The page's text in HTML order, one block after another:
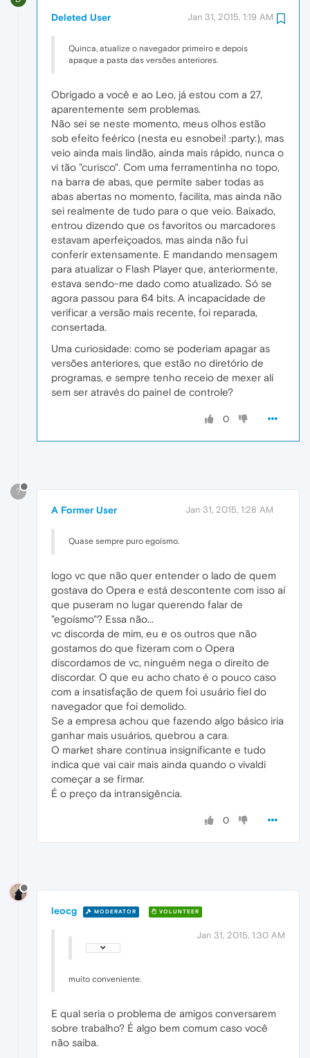
Deleted User Jan 31, 2015, 1:19 AM
Quinca, atualize o navegador primeiro e depois
apaque a pasta das versões anteriores.
Obrigado a você e ao Leo, já estou com a 27,
aparentemente sem problemas.
Não sei se neste momento, meus olhos estão
sob efeito feérico (nesta eu esnobei! :party:), mas
veio ainda mais lindão, ainda mais rápido, nunca o
vi tão "curisco". Com uma ferramentinha no topo,
na barra de abas, que permite saber todas as
abas abertas no momento, facilita, mas ainda não
sei realmente de tudo para o que veio. Baixado,
entrou dizendo que os favoritos ou marcadores
estavam aperfeiçoados, mas ainda não fui
conferir extensamente. E mandando mensagem
para atualizar o Flash Player que, anteriormente,
estava sendo-me dado como atualizado. Só se
agora passou para 64 bits. A incapacidade de
verificar a versão mais recente, foi reparada,
consertada.
Uma curiosidade: como se poderiam apagar as
versões anteriores, que estão no diretório de
programas, e sempre tenho receio de mexer ali
sem ser através do painel de controle?
0
?
A Former User Jan 31, 2015, 1:28 AM
Quase sempre puro egoísmo.
logo vc que não quer entender o lado de quem
gostava do Opera e está descontente com isso aí
que puseram no lugar querendo falar de
"egoísmo"? Essa não...
vc discorda de mim, eu e os outros que não
gostamos do que fizeram com o Opera
discordamos de vc, ninguém nega o direito de
discordar. O que eu acho chato é o pouco caso
com a insatisfação de quem foi usuário fiel do
navegador que foi demolido.
Se a empresa achou que fazendo algo básico iria
ganhar mais usuários, quebrou a cara.
O market share continua insignificante e tudo
indica que vai cair mais ainda quando o vivaldi
começar a se firmar.
É o preço da intransigência.
0
leocg MODERATOR VOLUNTEER
Jan 31, 2015, 1:30 AM
muito conveniente.
E qual seria o problema de amigos conversarem
sobre trabalho? É algo bem comum caso você
não saiba.